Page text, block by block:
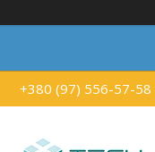
+380 (97) 556-57-58